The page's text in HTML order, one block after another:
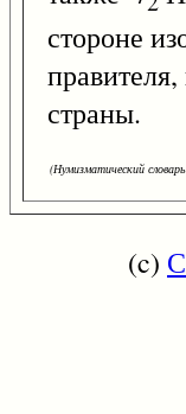
стороне
страны.
(Нумизматический
(c)